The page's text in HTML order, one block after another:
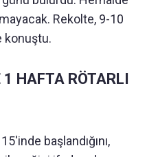
Rekolte, 9-10
konuştu.
1 HAFTA RÖTARLI
başlandığını,